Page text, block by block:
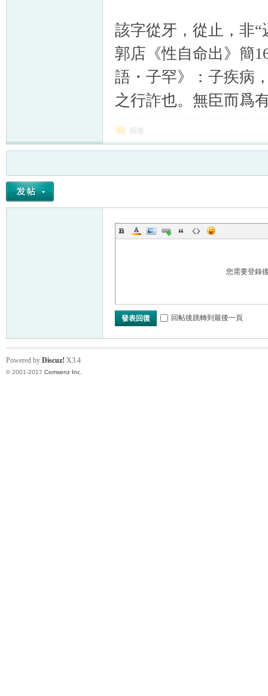
該字從牙，從止，非
郭店《性自命出》簡
語・子罕》：子疾病
之行詐也。無臣而爲
回復
您需要登錄
發表回復 回帖後跳轉到最後一頁
Powered by Discuz! X3.4
© 2001-2017 Comsenz Inc.